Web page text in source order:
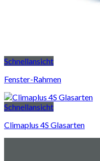
Schnellansicht
Fenster-Rahmen
Schnellansicht
Climaplus 4S Glasarten